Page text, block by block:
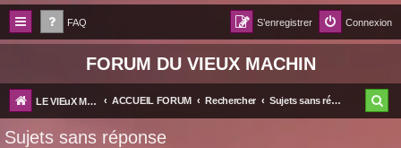
FAQ Connexion
S’enregistrer
FORUM DU VIEUX MACHIN
LE VIEuX MACHIN ACCUEIL FORUM Rechercher Sujets sans réponse
Sujets sans réponse